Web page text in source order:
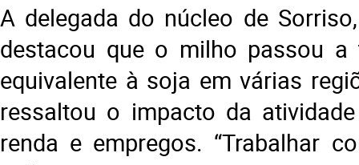
A delegada do núcleo de
destacou que o milho passou a
equivalente à soja em várias
ressaltou o impacto da
renda e empregos. “Trabalhar